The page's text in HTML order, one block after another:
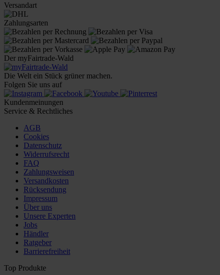
Versandart
Zahlungsarten
Der myFairtrade-Wald
Die Welt ein Stück grüner machen.
Folgen Sie uns auf
Kundenmeinungen
Service & Rechtliches
AGB
Cookies
Datenschutz
Widerrufsrecht
FAQ
Zahlungsweisen
Versandkosten
Rücksendung
Impressum
Über uns
Unsere Experten
Jobs
Händler
Ratgeber
Barrierefreiheit
Top Produkte